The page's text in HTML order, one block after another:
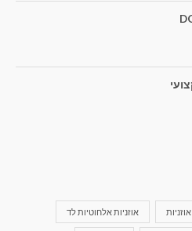
אוזניות אוזניות אלחוטיות לד